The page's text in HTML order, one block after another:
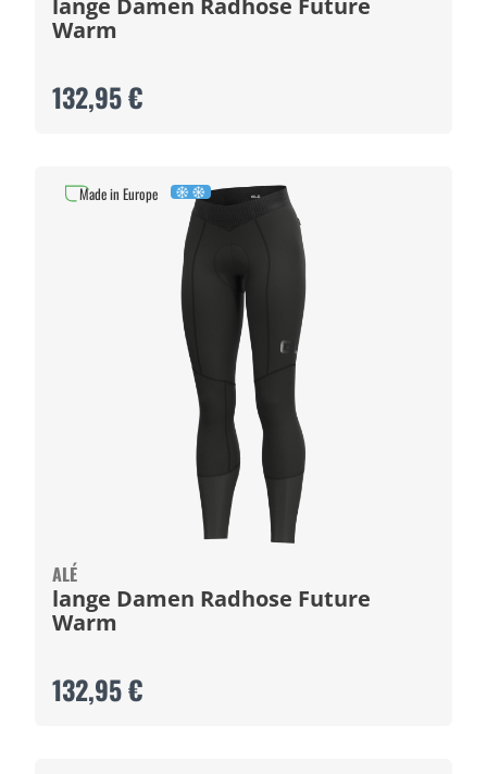
lange Damen Radhose Future
Warm
132,95 €
ALÉ
lange Damen Radhose Future
Warm
132,95 €
Made in Europe